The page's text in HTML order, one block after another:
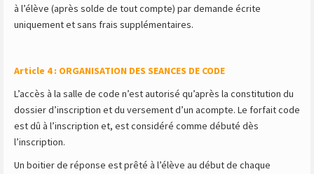
à l’élève (après solde de tout compte) par demande écrite
uniquement et sans frais supplémentaires.
Article 4 : ORGANISATION DES SEANCES DE CODE
L’accès à la salle de code n’est autorisé qu’après la constitution du
dossier d’inscription et du versement d’un acompte. Le forfait code
est dû à l’inscription et, est considéré comme débuté dès
l’inscription.
Un boitier de réponse est prêté à l’élève au début de chaque